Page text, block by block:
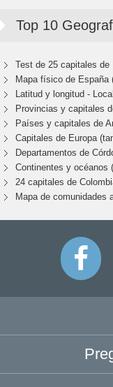
Top 10
Test de 25 capitales de
Mapa físico de España
Latitud y longitud -
Provincias y capitales
Países y capitales de
Capitales de Europa
Departamentos de
Continentes y océanos
24 capitales de
Mapa de comunidades